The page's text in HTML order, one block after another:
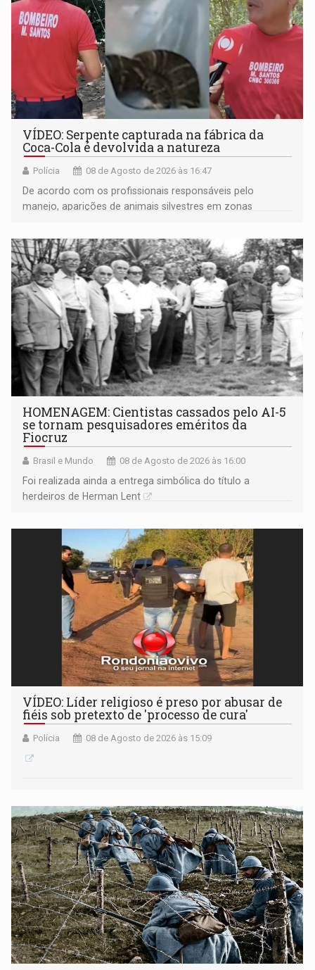
VÍDEO: Serpente capturada na fábrica da
Coca-Cola é devolvida a natureza
Polícia 08 de Agosto de 2026 às 16:47
De acordo com os profissionais responsáveis pelo
manejo, aparições de animais silvestres em zonas
HOMENAGEM: Cientistas cassados pelo AI-5
se tornam pesquisadores eméritos da
Fiocruz
Brasil e Mundo 08 de Agosto de 2026 às 16:00
Foi realizada ainda a entrega simbólica do título a
herdeiros de Herman Lent
VÍDEO: Líder religioso é preso por abusar de
fiéis sob pretexto de 'processo de cura'
Polícia 08 de Agosto de 2026 às 15:09